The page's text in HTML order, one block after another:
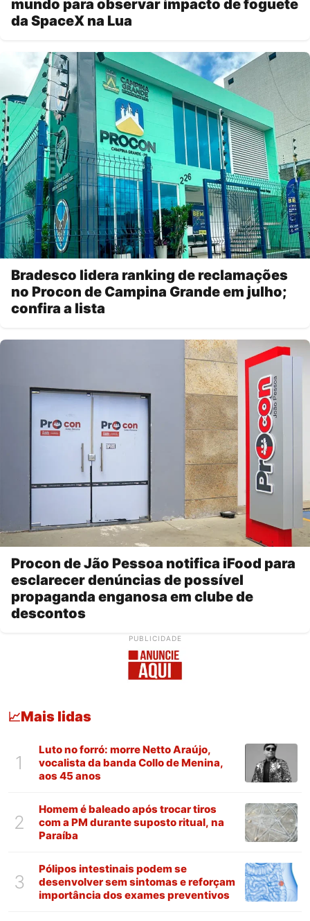
mundo para observar impacto de foguete
da SpaceX na Lua
Bradesco lidera ranking de reclamações
no Procon de Campina Grande em julho;
confira a lista
Procon de Jão Pessoa notifica iFood para
esclarecer denúncias de possível
propaganda enganosa em clube de
descontos
PUBLICIDADE
📈Mais lidas
1
Luto no forró: morre Netto Araújo,
vocalista da banda Collo de Menina,
aos 45 anos
2
Homem é baleado após trocar tiros
com a PM durante suposto ritual, na
Paraíba
3
Pólipos intestinais podem se
desenvolver sem sintomas e reforçam
importância dos exames preventivos